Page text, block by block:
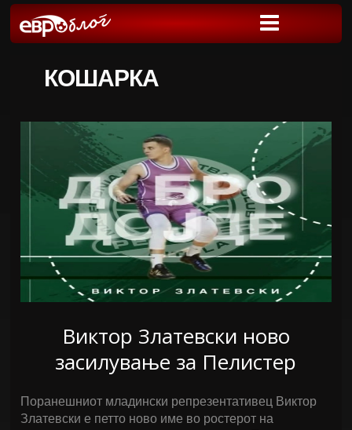
КОШАРКА
Виктор Златевски ново
засилување за Пелистер
Поранешниот младински репрезентативец Виктор
Златевски е петто ново име во ростерот на